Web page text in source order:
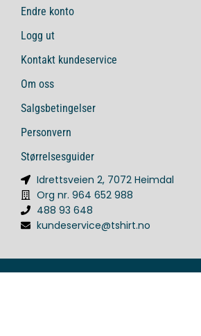
Endre konto
Logg ut
Kontakt kundeservice
Om oss
Salgsbetingelser
Personvern
Størrelsesguider
Idrettsveien 2, 7072 Heimdal
Org nr. 964 652 988
488 93 648
kundeservice@tshirt.no